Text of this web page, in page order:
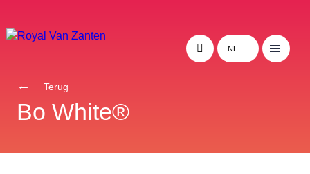
NL
Terug
Bo White®